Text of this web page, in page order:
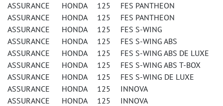
ASSURANCE HONDA 125 FES PANTHEON
ASSURANCE HONDA 125 FES PANTHEON
ASSURANCE HONDA 125 FES S-WING
ASSURANCE HONDA 125 FES S-WING ABS
ASSURANCE HONDA 125 FES S-WING ABS DE LUXE
ASSURANCE HONDA 125 FES S-WING ABS T-BOX
ASSURANCE HONDA 125 FES S-WING DE LUXE
ASSURANCE HONDA 125 INNOVA
ASSURANCE HONDA 125 INNOVA